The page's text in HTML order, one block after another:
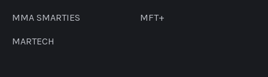
MMA SMARTIES
MARTECH
MFT+